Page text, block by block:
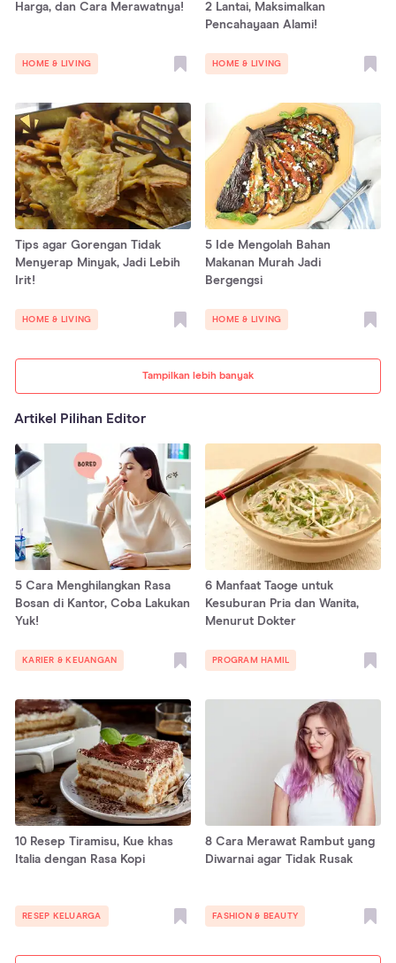
Tampilkan lebih banyak
Harga, dan Cara Merawatnya!
HOME & LIVING
2 Lantai, Maksimalkan
Pencahayaan Alami!
HOME & LIVING
Tips agar Gorengan Tidak
Menyerap Minyak, Jadi Lebih
Irit!
HOME & LIVING
5 Ide Mengolah Bahan
Makanan Murah Jadi
Bergengsi
HOME & LIVING
Artikel Pilihan Editor
5 Cara Menghilangkan Rasa
Bosan di Kantor, Coba Lakukan
Yuk!
KARIER & KEUANGAN
6 Manfaat Taoge untuk
Kesuburan Pria dan Wanita,
Menurut Dokter
PROGRAM HAMIL
10 Resep Tiramisu, Kue khas
Italia dengan Rasa Kopi
RESEP KELUARGA
8 Cara Merawat Rambut yang
Diwarnai agar Tidak Rusak
FASHION & BEAUTY